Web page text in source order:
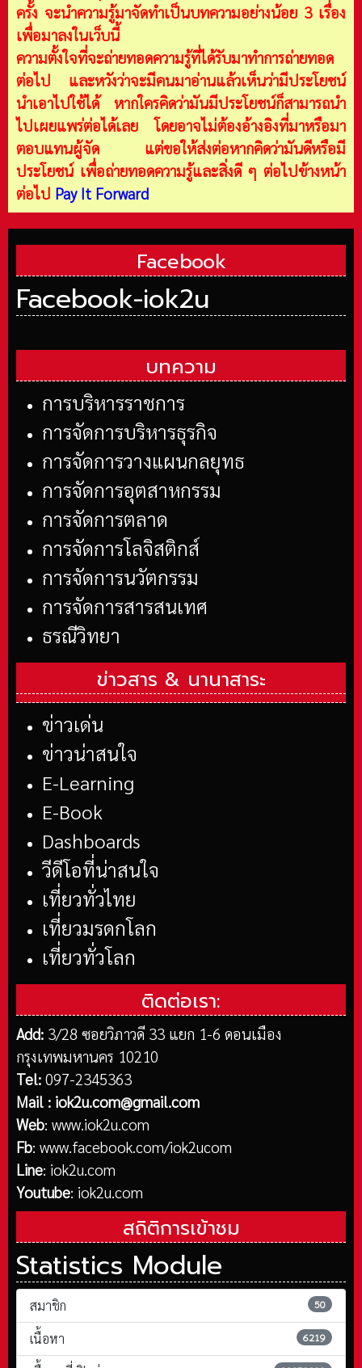
ครั้ง จะนำความรู้มาจัดทำเป็นบทความอย่างน้อย 3 เรื่อง
เพื่อมาลงในเว็บนี้
ความตั้งใจที่จะถ่ายทอดความรู้ที่ได้รับมาทำการถ่ายทอด
ต่อไป และหวังว่าจะมีคนมาอ่านแล้วเห็นว่ามีประโยชน์
นำเอาไปใช้ได้ หากใครคิดว่ามันมีประโยชน์ก็สามารถนำ
ไปเผยแพร่ต่อได้เลย โดยอาจไม่ต้องอ้างอิงที่มาหรือมา
ตอบแทนผู้จัด แต่ขอให้ส่งต่อหากคิดว่ามันดีหรือมี
ประโยชน์ เพื่อถ่ายทอดความรู้และสิ่งดี ๆ ต่อไปข้างหน้า
ต่อไป Pay It Forward
Facebook
Facebook-iok2u
บทความ
การบริหารราชการ
การจัดการบริหารธุรกิจ
การจัดการวางแผนกลยุทธ
การจัดการอุตสาหกรรม
การจัดการตลาด
การจัดการโลจิสติกส์
การจัดการนวัตกรรม
การจัดการสารสนเทศ
ธรณีวิทยา
ข่าวสาร & นานาสาระ
ข่าวเด่น
ข่าวน่าสนใจ
E-Learning
E-Book
Dashboards
วีดีโอที่น่าสนใจ
เที่ยวทั่วไทย
เที่ยวมรดกโลก
เที่ยวทั่วโลก
ติดต่อเรา:
Add: 3/28 ซอยวิภาวดี 33 แยก 1-6 ดอนเมือง
กรุงเทพมหานคร 10210
Tel: 097-2345363
Mail : iok2u.com@gmail.com
Web: www.iok2u.com
Fb: www.facebook.com/iok2ucom
Line: iok2u.com
Youtube: iok2u.com
สถิติการเข้าชม
Statistics Module
สมาชิก 50
เนื้อหา 6219